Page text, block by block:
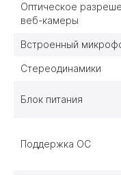
Оптическое
веб-камеры
Встроенный
Стереодинамики
Блок питания
Поддержка ОС